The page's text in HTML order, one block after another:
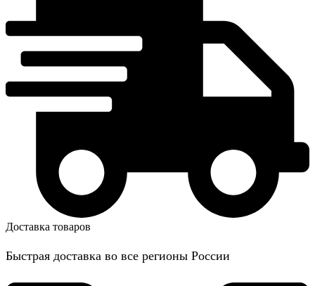
Доставка товаров
Быстрая доставка во все регионы России